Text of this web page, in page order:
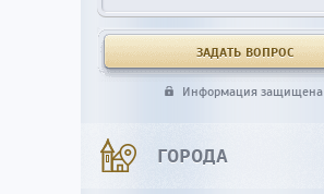
Информация защищена
ГОРОДА